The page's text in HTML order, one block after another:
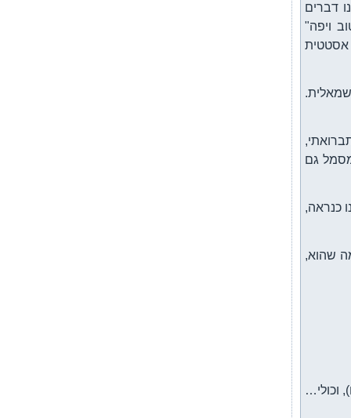
דברים
ויפה"
אסטטית
גם
כנראה,
שהוא,
וכולי…